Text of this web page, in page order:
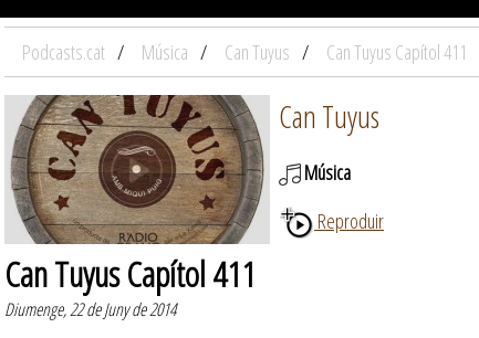
Podcasts.cat Música Can Tuyus Can Tuyus Capítol 411
Can Tuyus
Música
Reproduir
Can Tuyus Capítol 411
Diumenge, 22 de Juny de 2014